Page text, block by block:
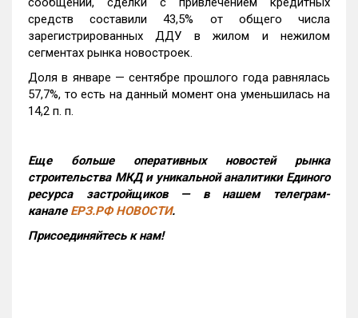
средств составили 43,5% от общего числа
зарегистрированных ДДУ в жилом и нежилом
сегментах рынка новостроек.
Доля в январе — сентябре прошлого года равнялась
57,7%, то есть на данный момент она уменьшилась на
14,2 п. п.
Еще больше оперативных новостей рынка
строительства МКД и уникальной аналитики Единого
ресурса застройщиков — в нашем телеграм-
канале ЕРЗ.РФ НОВОСТИ.
Присоединяйтесь к нам!